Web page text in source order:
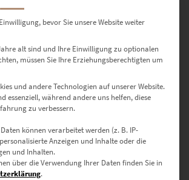
EZ00754 The Veins of Roma
Enthält 19% Mwst.
zzgl.
Versand
Lieferzeit: ca. 10 Werktage
bevor Sie unsere Website weiter
alt sind und Ihre Einwilligung zu optionalen
müssen Sie Ihre Erziehungsberechtigten um
und andere Technologien auf unserer Website.
essenziell, während andere uns helfen, diese
zu verbessern.
können verarbeitet werden (z. B. IP-
Anzeigen und Inhalte oder die
und Inhalten.
über die Verwendung Ihrer Daten finden Sie in
.